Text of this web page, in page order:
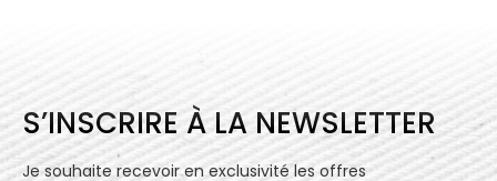
S’INSCRIRE À LA NEWSLETTER
Je souhaite recevoir en exclusivité les offres